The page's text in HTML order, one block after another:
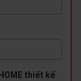
thiết kế